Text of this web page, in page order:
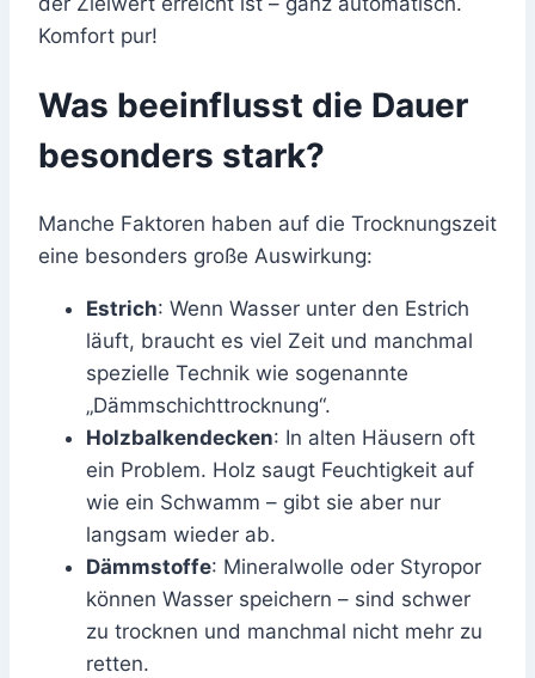
Komfort pur!
Was beeinflusst die Dauer
besonders stark?
Manche Faktoren haben auf die Trocknungszeit
eine besonders große Auswirkung:
Estrich: Wenn Wasser unter den Estrich
läuft, braucht es viel Zeit und manchmal
spezielle Technik wie sogenannte
„Dämmschichttrocknung“.
Holzbalkendecken: In alten Häusern oft
ein Problem. Holz saugt Feuchtigkeit auf
wie ein Schwamm – gibt sie aber nur
langsam wieder ab.
Dämmstoffe: Mineralwolle oder Styropor
können Wasser speichern – sind schwer
zu trocknen und manchmal nicht mehr zu
retten.